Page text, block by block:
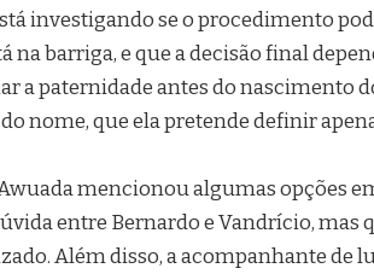
investigando se o procedimento
na barriga, e que a decisão final
a paternidade antes do nascimento
nome, que ela pretende definir
mencionou algumas opções
entre Bernardo e Vandrício, mas
Além disso, a acompanhante de